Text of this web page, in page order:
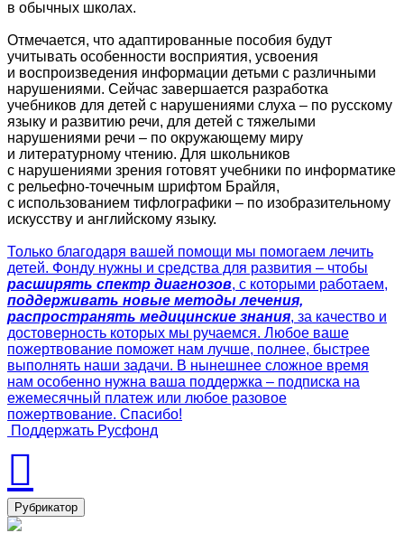
в обычных школах.
Отмечается, что адаптированные пособия будут
учитывать особенности восприятия, усвоения
и воспроизведения информации детьми с различными
нарушениями. Сейчас завершается разработка
учебников для детей с нарушениями слуха – по русскому
языку и развитию речи, для детей с тяжелыми
нарушениями речи – по окружающему миру
и литературному чтению. Для школьников
с нарушениями зрения готовят учебники по информатике
с рельефно-точечным шрифтом Брайля,
с использованием тифлографики – по изобразительному
искусству и английскому языку.
Только благодаря вашей помощи мы помогаем лечить
детей. Фонду нужны и средства для развития – чтобы
расширять спектр диагнозов, с которыми работаем,
поддерживать новые методы лечения,
распространять медицинские знания, за качество и
достоверность которых мы ручаемся. Любое ваше
пожертвование поможет нам лучше, полнее, быстрее
выполнять наши задачи. В нынешнее сложное время
нам особенно нужна ваша поддержка – подписка на
ежемесячный платеж или любое разовое
пожертвование. Спасибо!
Поддержать Русфонд
Рубрикатор